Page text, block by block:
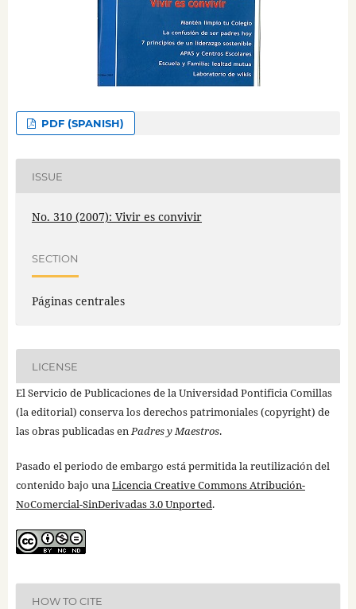
PDF (SPANISH)
ISSUE
No. 310 (2007): Vivir es convivir
SECTION
Páginas centrales
LICENSE
El Servicio de Publicaciones de la Universidad Pontificia Comillas
(la editorial) conserva los derechos patrimoniales (copyright) de
las obras publicadas enPadres y Maestros.
Pasado el periodo de embargo está permitida la reutilización del
contenido bajo unaLicencia Creative Commons Atribución-
NoComercial-SinDerivadas 3.0 Unported.
HOW TO CITE